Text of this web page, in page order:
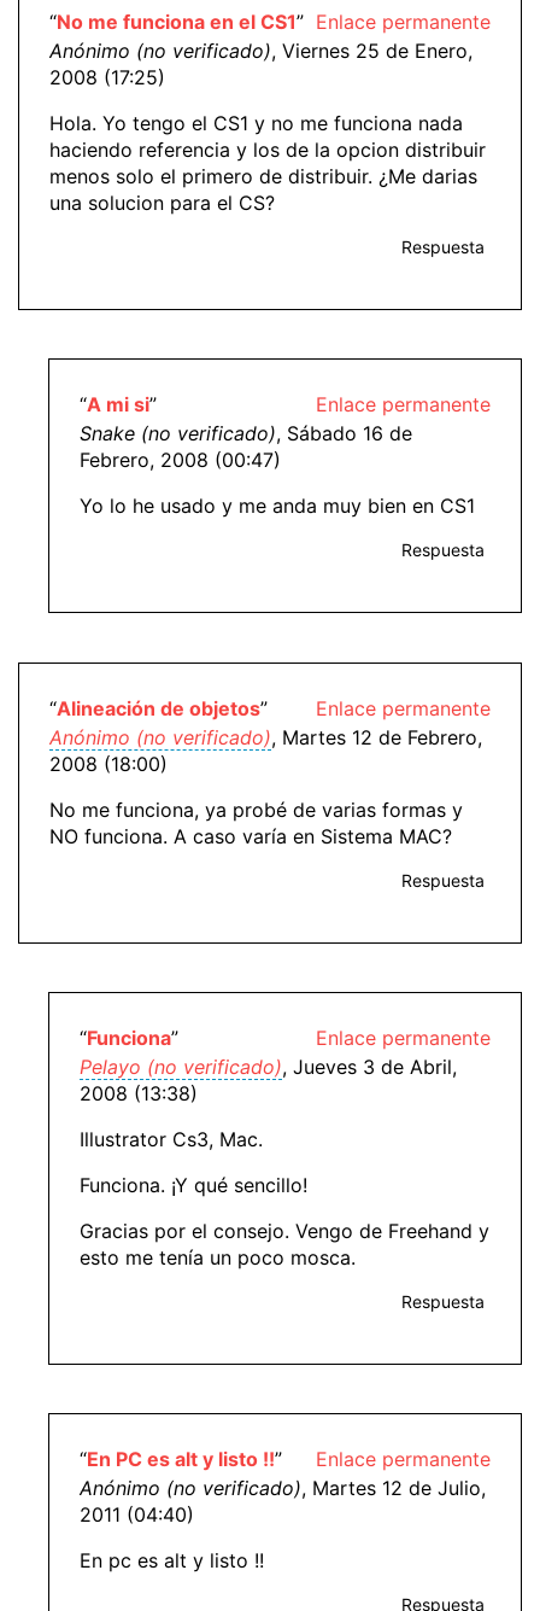
Enlace permanente
“No me funciona en el CS1”
Anónimo (no verificado), Viernes 25 de Enero,
2008 (17:25)
Hola. Yo tengo el CS1 y no me funciona nada
haciendo referencia y los de la opcion distribuir
menos solo el primero de distribuir. ¿Me darias
una solucion para el CS?
Respuesta
Enlace permanente
“A mi si”
Snake (no verificado), Sábado 16 de
Febrero, 2008 (00:47)
Yo lo he usado y me anda muy bien en CS1
Respuesta
Enlace permanente
“Alineación de objetos”
Anónimo (no verificado), Martes 12 de Febrero,
2008 (18:00)
No me funciona, ya probé de varias formas y
NO funciona. A caso varía en Sistema MAC?
Respuesta
Enlace permanente
“Funciona”
Pelayo (no verificado), Jueves 3 de Abril,
2008 (13:38)
Illustrator Cs3, Mac.
Funciona. ¡Y qué sencillo!
Gracias por el consejo. Vengo de Freehand y
esto me tenía un poco mosca.
Respuesta
Enlace permanente
“En PC es alt y listo !!”
Anónimo (no verificado), Martes 12 de Julio,
2011 (04:40)
En pc es alt y listo !!
Respuesta